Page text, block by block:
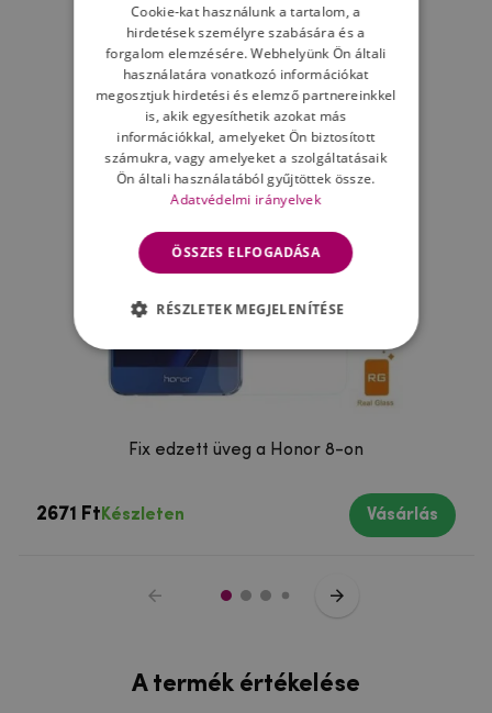
Ne felejtsd el
Fix edzett üveg a Honor 8-on
2671 Ft Készleten Vásárlás
A termék értékelése
Cookie-kat használunk a tartalom, a
hirdetések személyre szabására és a
forgalom elemzésére. Webhelyünk Ön általi
használatára vonatkozó információkat
megosztjuk hirdetési és elemző partnereinkkel
is, akik egyesíthetik azokat más
információkkal, amelyeket Ön biztosított
számukra, vagy amelyeket a szolgáltatásaik
Ön általi használatából gyűjtöttek össze.
Adatvédelmi irányelvek
ÖSSZES ELFOGADÁSA
RÉSZLETEK MEGJELENÍTÉSE